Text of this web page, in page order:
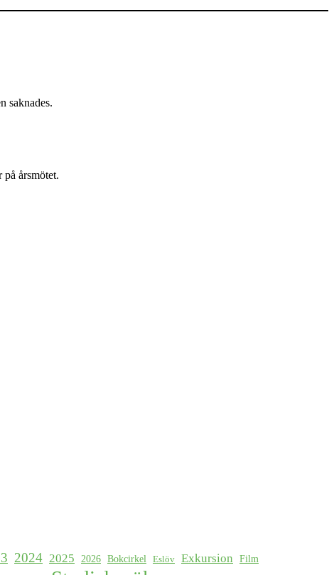
saknades.
årsmötet.
2024 2025 2026 Bokcirkel Eslöv Exkursion Film